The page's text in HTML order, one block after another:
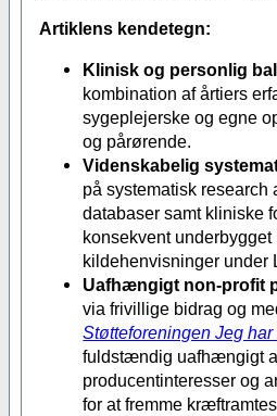
Artiklens kendetegn:
Klinisk og personlig
kombination af årtiers
sygeplejerske og egne
og pårørende.
Videnskabelig
på systematisk research
databaser samt kliniske
konsekvent underbygget
kildehenvisninger under
Uafhængigt non-profit
via frivillige bidrag og
Støtteforeningen Jeg
fuldstændig uafhængigt
producentinteresser og
for at fremme